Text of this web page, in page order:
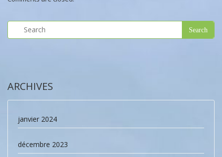
ARCHIVES
janvier 2024
décembre 2023